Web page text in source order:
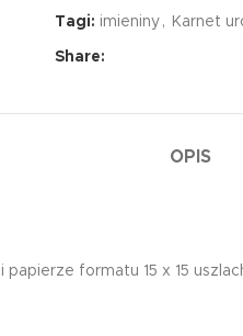
Tagi: imieniny , Karnet
Share:
OPIS
papierze formatu 15 x 15